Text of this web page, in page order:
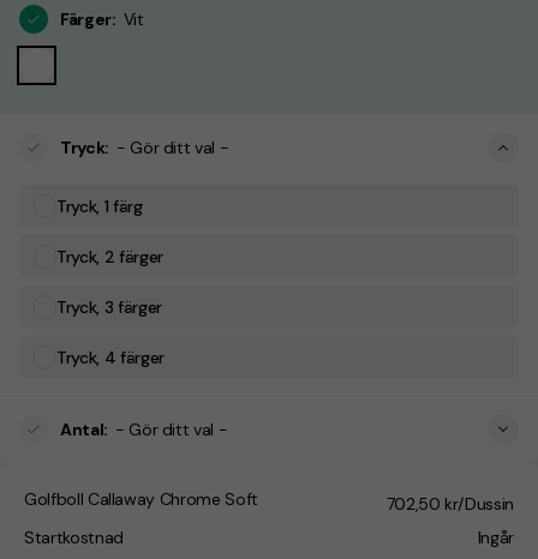
Färger: Vit
Tryck: - Gör ditt val -
Tryck, 1 färg
Tryck, 2 färger
Tryck, 3 färger
Tryck, 4 färger
Antal: - Gör ditt val -
Golfboll Callaway Chrome Soft
702,50 kr/Dussin
Startkostnad
Ingår